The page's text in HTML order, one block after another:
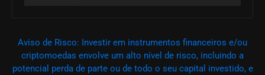
Aviso de Risco: Investir em instrumentos financeiros e/ou
criptomoedas envolve um alto nível de risco, incluindo a
potencial perda de parte ou de todo o seu capital investido, e